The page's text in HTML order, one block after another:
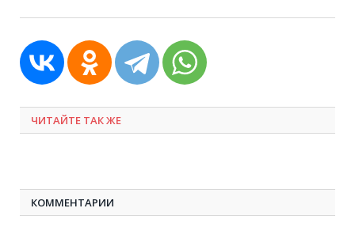
ЧИТАЙТЕ ТАК ЖЕ
КОММЕНТАРИИ